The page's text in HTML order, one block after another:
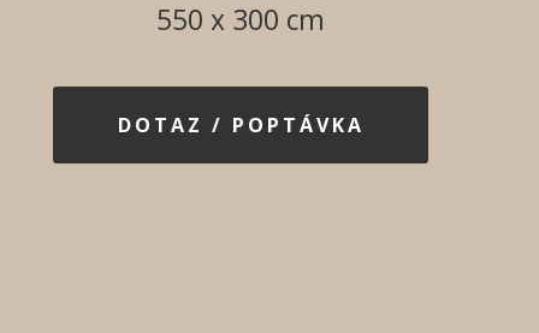
550 x 300 cm
DOTAZ / POPTÁVKA